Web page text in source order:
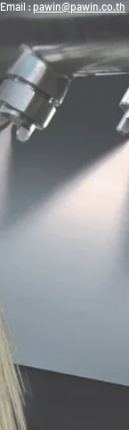
Email : pawin@pawin.co.th